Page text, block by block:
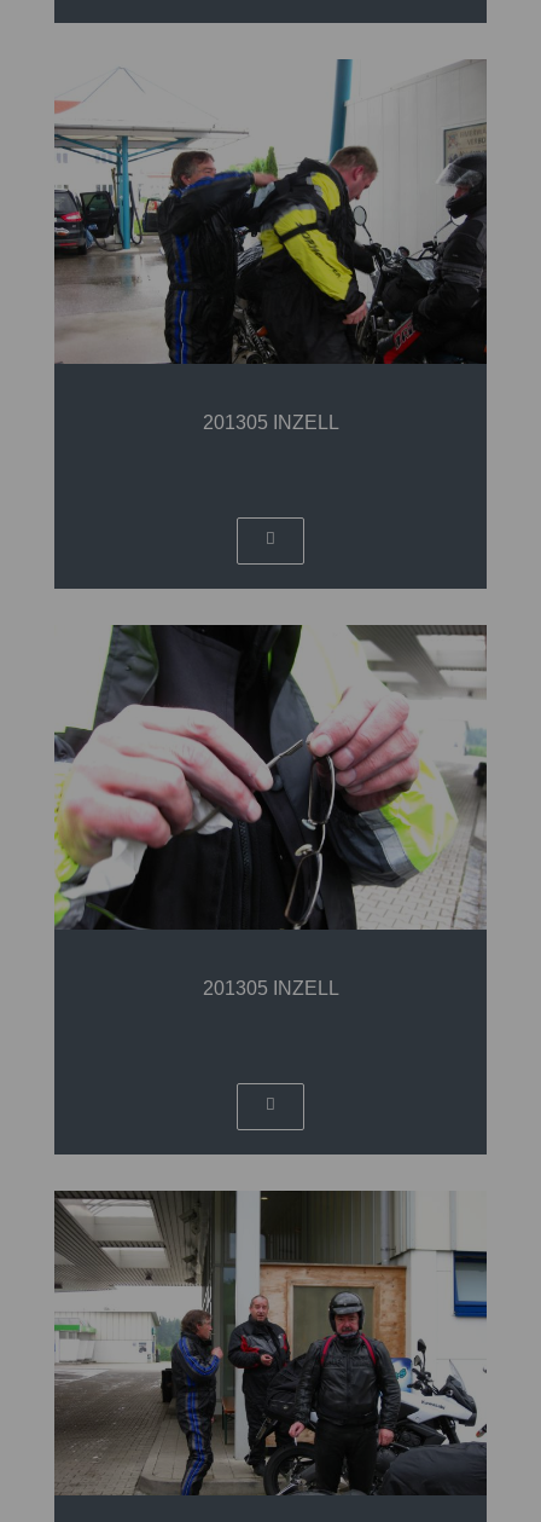
201305 INZELL
201305 INZELL